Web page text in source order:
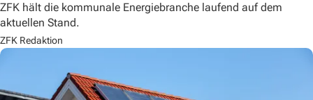
ZFK hält die kommunale Energiebranche laufend auf dem
aktuellen Stand.
ZFK Redaktion